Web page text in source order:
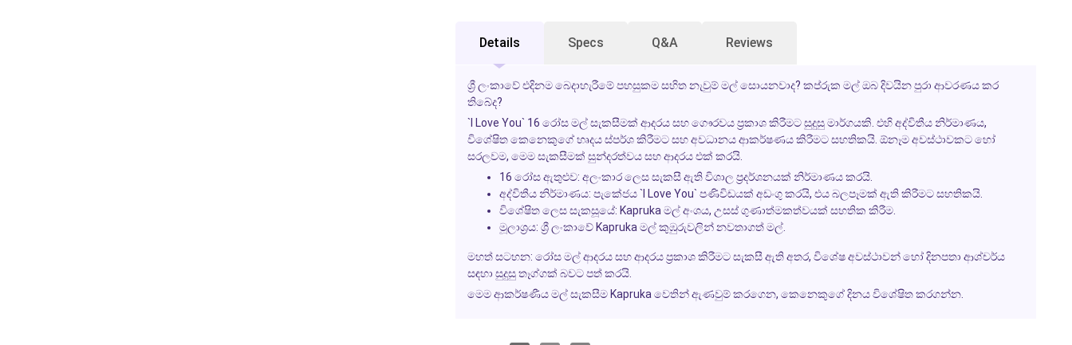
Details Specs Q&A Reviews
ශ්‍රී ලංකාවේ එදිනම බෙදාහැරීමේ පහසුකම සහිත නැවුම් මල් සොයනවාද? කප්රුක මල් ඔබ දිවයින පුරා ආවරණය කර
තිබේද?
`I Love You` 16 රෝස මල් සැකසීමක් ආදරය සහ ගෞරවය ප්‍රකාශ කිරීමට සුදුසු මාර්ගයකි. එහි අද්විතීය නිර්මාණය,
විශේෂිත කෙනෙකුගේ හෘදය ස්පර්ශ කිරීමට සහ අවධානය ආකර්ෂණය කිරීමට සහතිකයි. ඕනෑම අවස්ථාවකට හෝ
සරලවම, මෙම සැකසීමක් සුන්දරත්වය සහ ආදරය එක් කරයි.
16 රෝස ඇතුළුව: අලංකාර ලෙස සැකසී ඇති විශාල ප්‍රදර්ශනයක් නිර්මාණය කරයි.
අද්විතීය නිර්මාණය: පැකේජය `I Love You` පණිවිඩයක් අඩංගු කරයි, එය බලපෑමක් ඇති කිරීමට සහතිකයි.
විශේෂිත ලෙස සැකසූයේ: Kapruka මල් අංශය, උසස් ගුණාත්මකත්වයක් සහතික කිරීම.
මූලාශ්‍රය: ශ්‍රී ලංකාවේ Kapruka මල් කුඹුරුවලින් නවතාගත් මල්.
මහත් සටහන: රෝස මල් ආදරය සහ ආදරය ප්‍රකාශ කිරීමට සැකසී ඇති අතර, විශේෂ අවස්ථාවන් හෝ දිනපතා ආශ්චර්ය
සඳහා සුදුසු තෑග්ගක් බවට පත් කරයි.
මෙම ආකර්ෂණීය මල් සැකසීම Kapruka වෙතින් ඇණවුම් කරගෙන, කෙනෙකුගේ දිනය විශේෂිත කරගන්න.